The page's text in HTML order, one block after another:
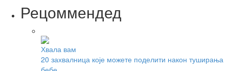
Рецоммендед
Хвала вам
20 захвалница које можете поделити након туширања